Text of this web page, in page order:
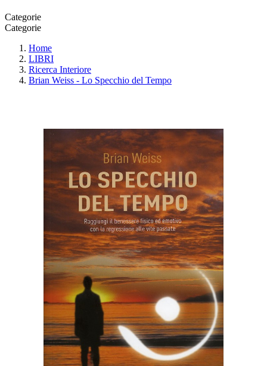
Categorie
Categorie
Home
LIBRI
Ricerca Interiore
Brian Weiss - Lo Specchio del Tempo